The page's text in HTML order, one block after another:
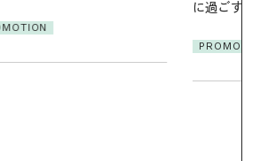
1本で汗ばむ
PROMOTION